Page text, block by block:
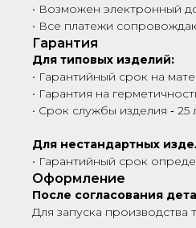
• Возможен электронный
• Все платежи
Гарантия
Для типовых изделий:
• Гарантийный срок на
• Гарантия на
• Срок службы изделия ‑ 25
Для нестандартных
• Гарантийный срок
Оформление
После согласования
Для запуска